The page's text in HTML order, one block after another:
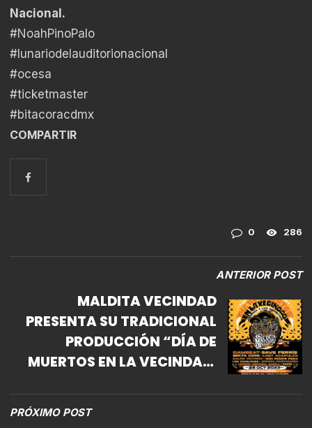
Nacional.
#NoahPinoPalo
#lunariodelauditorionacional
#ocesa
#ticketmaster
#bitacoracdmx
COMPARTIR
0 286
ANTERIOR POST
MALDITA VECINDAD
PRESENTA SU TRADICIONAL
PRODUCCIÓN “DÍA DE
MUERTOS EN LA VECINDAD:
PRÓXIMO POST